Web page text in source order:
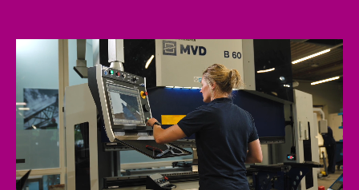
onderzoekt het gebruik van nieuwe technieken. Zo
heb je invloed op het hele werkproces. Veel
verantwoordelijkheid dus, én veel mogelijkheden om
het verschil te maken.